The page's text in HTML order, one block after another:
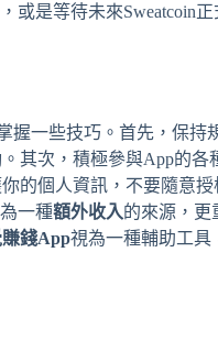
或是等待未來Sweatcoin
握一些技巧。首先，保持
其次，積極參與App的各
的個人資訊，不要隨意授
一種額外收入的來源，更
賺錢App視為一種輔助工具